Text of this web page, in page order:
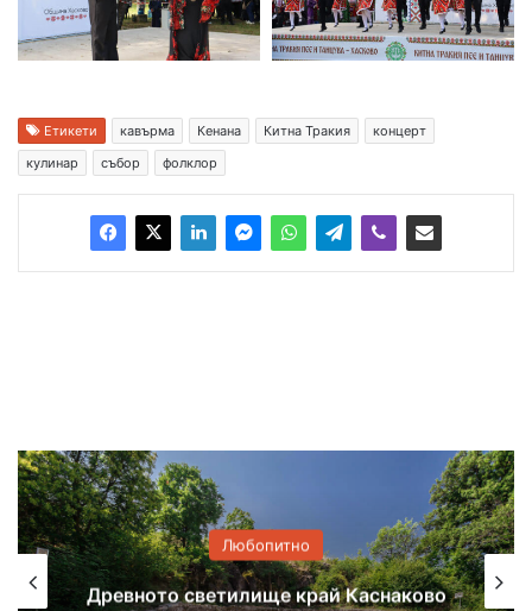
Етикети кавърма Кенана Китна Тракия
концерт
кулинар
събор фолклор
Любопитно
Древното светилище край Каснаково